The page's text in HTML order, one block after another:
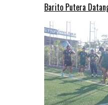
Barito Putera